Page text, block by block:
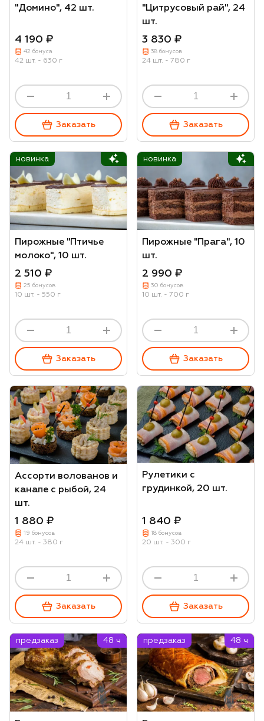
"Домино", 42 шт.
4 190 ₽
42 бонуса
42 шт. - 630 г
Заказать
"Цитрусовый рай", 24
шт.
3 830 ₽
38 бонусов
24 шт. - 780 г
Заказать
новинка
Пирожные "Птичье
молоко", 10 шт.
2 510 ₽
25 бонусов
10 шт. - 550 г
Заказать
новинка
Пирожные "Прага", 10
шт.
2 990 ₽
30 бонусов
10 шт. - 700 г
Заказать
Ассорти волованов и
канапе с рыбой, 24
шт.
1 880 ₽
19 бонусов
24 шт. - 380 г
Заказать
Рулетики с
грудинкой, 20 шт.
1 840 ₽
18 бонусов
20 шт. - 300 г
Заказать
предзаказ 48 ч предзаказ 48 ч